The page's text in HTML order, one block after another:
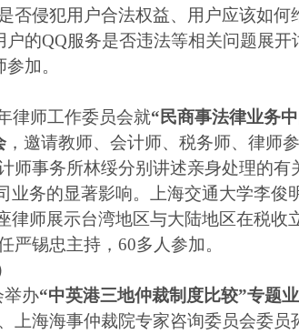
否侵犯用户合法权益、用户应该如何
户的QQ服务是否违法等相关问题展开
加。
律师工作委员会就“民商事法律业务
，邀请教师、会计师、税务师、律师参
师事务所林绥分别讲述亲身处理的有
业务的显著影响。上海交通大学李俊
律师展示台湾地区与大陆地区在税收
严锡忠主持， 60多人参加。
举办“中英港三地仲裁制度比较”专题
上海海事仲裁院专家咨询委员会委员